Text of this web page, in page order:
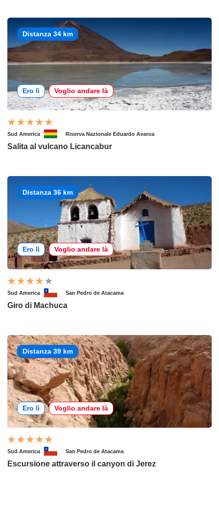
Distanza 34 km
Ero lì Voglio andare là
Sud America Riserva Nazionale Eduardo Avaroa
Salita al vulcano Licancabur
Distanza 36 km
Ero lì Voglio andare là
Sud America San Pedro de Atacama
Giro di Machuca
Distanza 39 km
Ero lì Voglio andare là
Sud America San Pedro de Atacama
Escursione attraverso il canyon di Jerez